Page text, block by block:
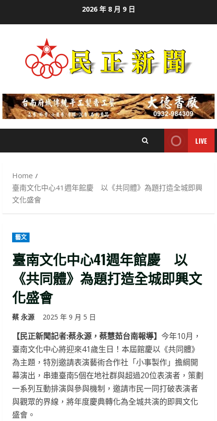
2026 年 8 月 9 日
LIVE
Home
臺南文化中心41週年館慶 以《共同體》為題打造全城即興
文化盛會
藝文
臺南文化中心41週年館慶 以
《共同體》為題打造全城即興文
化盛會
蔡 永源 2025 年 9 月 5 日
【民正新聞記者:蔡永源，蔡慧茹台南報導】 今年10月，
臺南文化中心將迎來41歲生日！本屆館慶以《共同體》
為主題，特別邀請表演藝術合作社「小事製作」擔綱開
幕演出，串連臺南5個在地社群與超過20位表演者，策劃
一系列互動排演與參與機制，邀請市民一同打破表演者
與觀眾的界線，將年度慶典轉化為全城共演的即興文化
盛會。